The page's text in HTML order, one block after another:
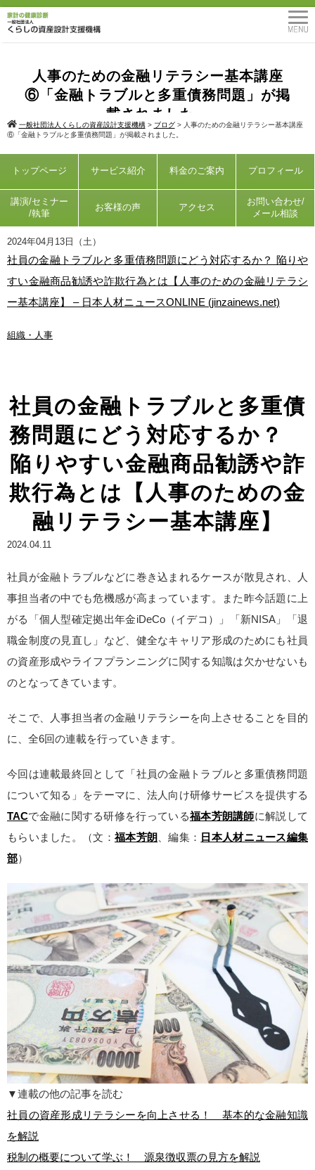
人事のための金融リテラシー基本講座
⑥「金融トラブルと多重債務問題」が掲
載されました。
一般社団法人くらしの資産設計支援機構> ブログ> 人事のための金融リテラシー基本講座
⑥「金融トラブルと多重債務問題」が掲載されました。
トップページ サービス紹介 料金のご案内 プロフィール
講演/セミナー
/執筆
お客様の声 アクセス
お問い合わせ/
メール相談
2024年04月13日（土）
社員の金融トラブルと多重債務問題にどう対応するか？ 陥りや
すい金融商品勧誘や詐欺行為とは【人事のための金融リテラシ
ー基本講座】 – 日本人材ニュースONLINE (jinzainews.net)
組織・人事
社員の金融トラブルと多重債
務問題にどう対応するか？
陥りやすい金融商品勧誘や詐
欺行為とは【人事のための金
融リテラシー基本講座】
2024.04.11
社員が金融トラブルなどに巻き込まれるケースが散見され、人
事担当者の中でも危機感が高まっています。また昨今話題に上
がる「個人型確定拠出年金iDeCo（イデコ）」「新NISA」「退
職金制度の見直し」など、健全なキャリア形成のためにも社員
の資産形成やライフプランニングに関する知識は欠かせないも
のとなってきています。
そこで、人事担当者の金融リテラシーを向上させることを目的
に、全6回の連載を行っていきます。
今回は連載最終回として「社員の金融トラブルと多重債務問題
について知る」をテーマに、法人向け研修サービスを提供する
TACで金融に関する研修を行っている福本芳朗講師に解説して
もらいました。（文： 福本芳朗 、編集： 日本人材ニュース編集
部）
▼連載の他の記事を読む
社員の資産形成リテラシーを向上させる！ 基本的な金融知識
を解説
税制の概要について学ぶ！ 源泉徴収票の見方を解説